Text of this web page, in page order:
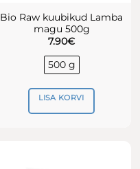
Bio Raw kuubikud Lamba
magu 500g
7.90€
500 g
LISA KORVI